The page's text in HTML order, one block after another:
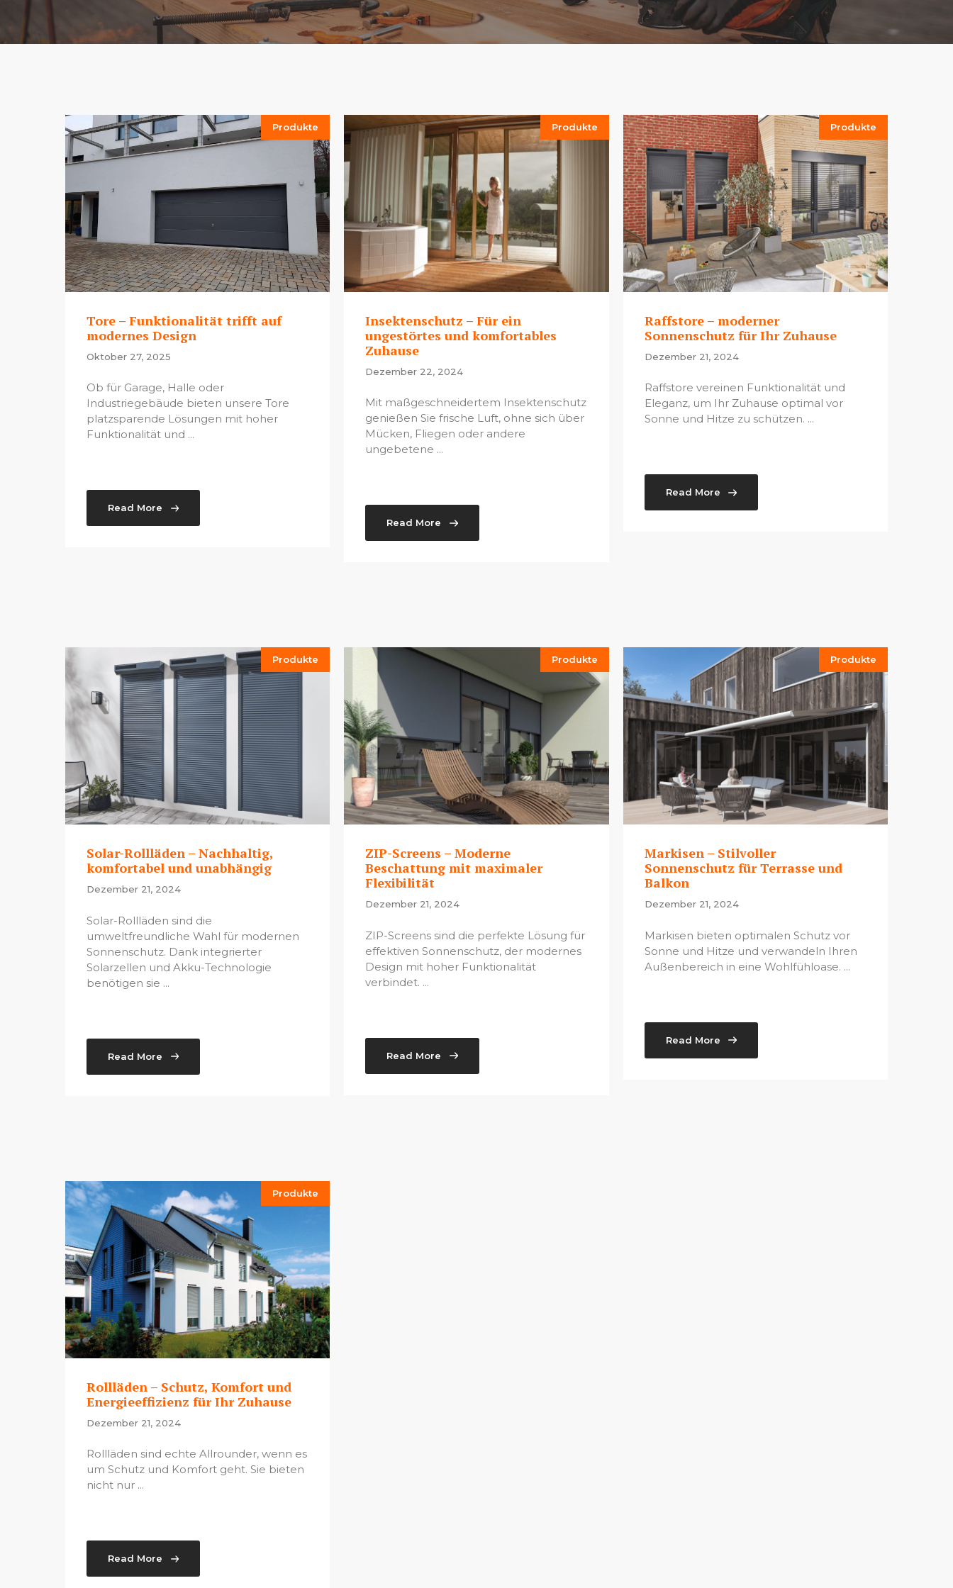
Produkte
Tore – Funktionalität trifft auf
modernes Design
Oktober 27, 2025
Ob für Garage, Halle oder
Industriegebäude bieten unsere Tore
platzsparende Lösungen mit hoher
Funktionalität und ...
Read More
Produkte
Insektenschutz – Für ein
ungestörtes und komfortables
Zuhause
Dezember 22, 2024
Mit maßgeschneidertem Insektenschutz
genießen Sie frische Luft, ohne sich über
Mücken, Fliegen oder andere
ungebetene ...
Read More
Produkte
Raffstore – moderner
Sonnenschutz für Ihr Zuhause
Dezember 21, 2024
Raffstore vereinen Funktionalität und
Eleganz, um Ihr Zuhause optimal vor
Sonne und Hitze zu schützen. ...
Read More
Produkte
Solar-Rollläden – Nachhaltig,
komfortabel und unabhängig
Dezember 21, 2024
Solar-Rollläden sind die
umweltfreundliche Wahl für modernen
Sonnenschutz. Dank integrierter
Solarzellen und Akku-Technologie
benötigen sie ...
Read More
Produkte
ZIP-Screens – Moderne
Beschattung mit maximaler
Flexibilität
Dezember 21, 2024
ZIP-Screens sind die perfekte Lösung für
effektiven Sonnenschutz, der modernes
Design mit hoher Funktionalität
verbindet. ...
Read More
Produkte
Markisen – Stilvoller
Sonnenschutz für Terrasse und
Balkon
Dezember 21, 2024
Markisen bieten optimalen Schutz vor
Sonne und Hitze und verwandeln Ihren
Außenbereich in eine Wohlfühloase. ...
Read More
Produkte
Rollläden – Schutz, Komfort und
Energieeffizienz für Ihr Zuhause
Dezember 21, 2024
Rollläden sind echte Allrounder, wenn es
um Schutz und Komfort geht. Sie bieten
nicht nur ...
Read More